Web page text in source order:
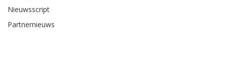
Nieuwsscript
Partnernieuws